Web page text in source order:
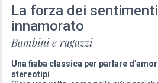
La forza dei
innamorato
Bambini e ragazzi
Una fiaba classica per parlare
stereotipi